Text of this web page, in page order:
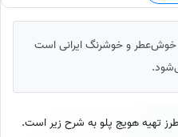
خوش‌عطر و خوشرنگ ایرانی است
تهیه هویج پلو به شرح زیر است.